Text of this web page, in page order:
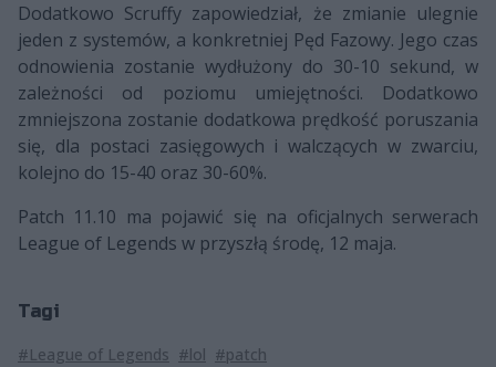
Dodatkowo Scruffy zapowiedział, że zmianie ulegnie
jeden z systemów, a konkretniej Pęd Fazowy. Jego czas
odnowienia zostanie wydłużony do 30-10 sekund, w
zależności od poziomu umiejętności. Dodatkowo
zmniejszona zostanie dodatkowa prędkość poruszania
się, dla postaci zasięgowych i walczących w zwarciu,
kolejno do 15-40 oraz 30-60%.
Patch 11.10 ma pojawić się na oficjalnych serwerach
League of Legends w przyszłą środę, 12 maja.
Tagi
#League of Legends #lol #patch